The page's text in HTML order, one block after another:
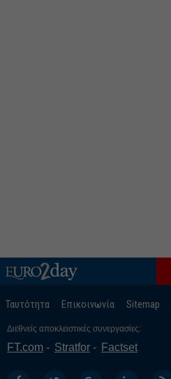
Ταυτότητα Επικοινωνία Sitemap
Διεθνείς αποκλειστικές συνεργασίες:
FT.com Stratfor Factset